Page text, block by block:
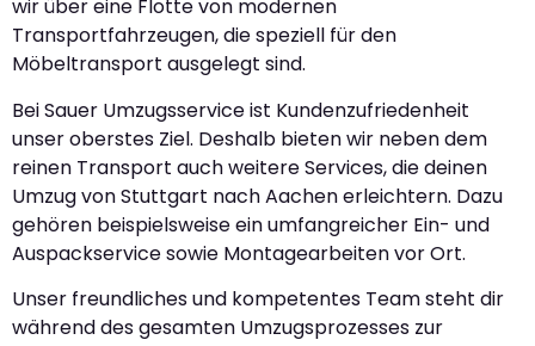
wir über eine Flotte von modernen
Transportfahrzeugen, die speziell für den
Möbeltransport ausgelegt sind.
Bei Sauer Umzugsservice ist Kundenzufriedenheit
unser oberstes Ziel. Deshalb bieten wir neben dem
reinen Transport auch weitere Services, die deinen
Umzug von Stuttgart nach Aachen erleichtern. Dazu
gehören beispielsweise ein umfangreicher Ein- und
Auspackservice sowie Montagearbeiten vor Ort.
Unser freundliches und kompetentes Team steht dir
während des gesamten Umzugsprozesses zur